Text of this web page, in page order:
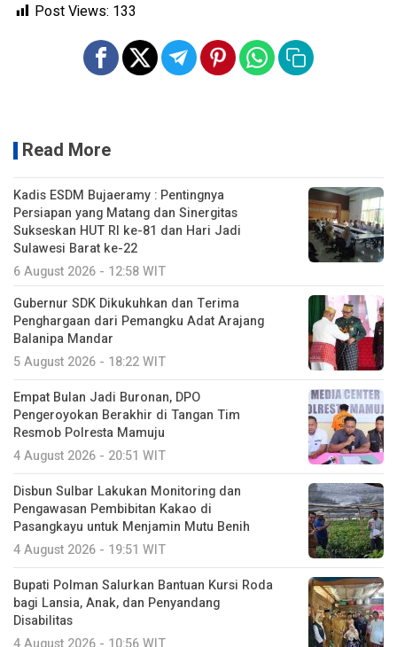
Post Views: 133
Read More
Kadis ESDM Bujaeramy : Pentingnya
Persiapan yang Matang dan Sinergitas
Sukseskan HUT RI ke-81 dan Hari Jadi
Sulawesi Barat ke-22
6 August 2026 - 12:58 WIT
Gubernur SDK Dikukuhkan dan Terima
Penghargaan dari Pemangku Adat Arajang
Balanipa Mandar
5 August 2026 - 18:22 WIT
Empat Bulan Jadi Buronan, DPO
Pengeroyokan Berakhir di Tangan Tim
Resmob Polresta Mamuju
4 August 2026 - 20:51 WIT
Disbun Sulbar Lakukan Monitoring dan
Pengawasan Pembibitan Kakao di
Pasangkayu untuk Menjamin Mutu Benih
4 August 2026 - 19:51 WIT
Bupati Polman Salurkan Bantuan Kursi Roda
bagi Lansia, Anak, dan Penyandang
Disabilitas